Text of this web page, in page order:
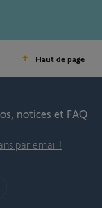
Haut de page
notices et FAQ
par email !